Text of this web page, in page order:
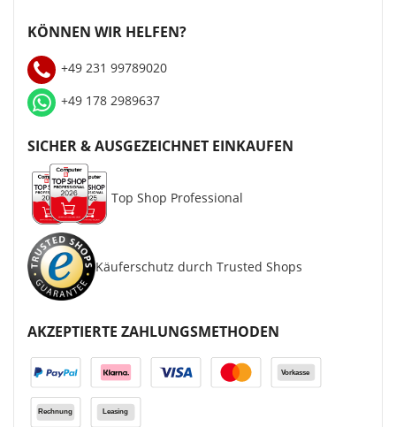
KÖNNEN WIR HELFEN?
+49 231 99789020
+49 178 2989637
SICHER & AUSGEZEICHNET EINKAUFEN
Top Shop Professional
Käuferschutz durch Trusted Shops
AKZEPTIERTE ZAHLUNGSMETHODEN